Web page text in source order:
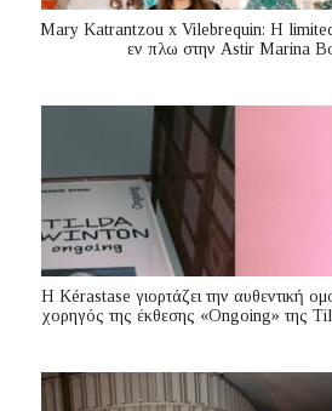
Mary Katrantzou x Vilebrequin: Η
εν πλω στην Astir Marina
Η Kérastase γιορτάζει την αυθεντική
χορηγός της έκθεσης «Ongoing» της